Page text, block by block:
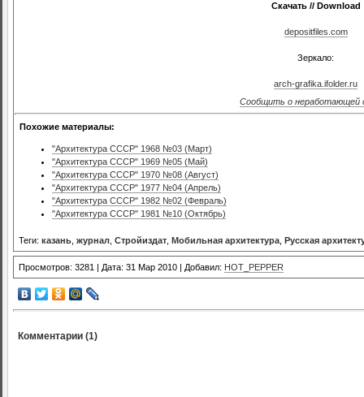
Скачать // Download
depositfiles.com
Зеркало:
arch-grafika.ifolder.ru
Сообщить о неработающей
Похожие материалы:
"Архитектура СССР" 1968 №03 (Март)
"Архитектура СССР" 1969 №05 (Май)
"Архитектура СССР" 1970 №08 (Август)
"Архитектура СССР" 1977 №04 (Апрель)
"Архитектура СССР" 1982 №02 (Февраль)
"Архитектура СССР" 1981 №10 (Октябрь)
Теги: казань журнал Стройиздат Мобильная архитектура Русская
Просмотров: 3281 | Дата: 31 Мар 2010 | Добавил: HOT_PEPPER
Комментарии (1)